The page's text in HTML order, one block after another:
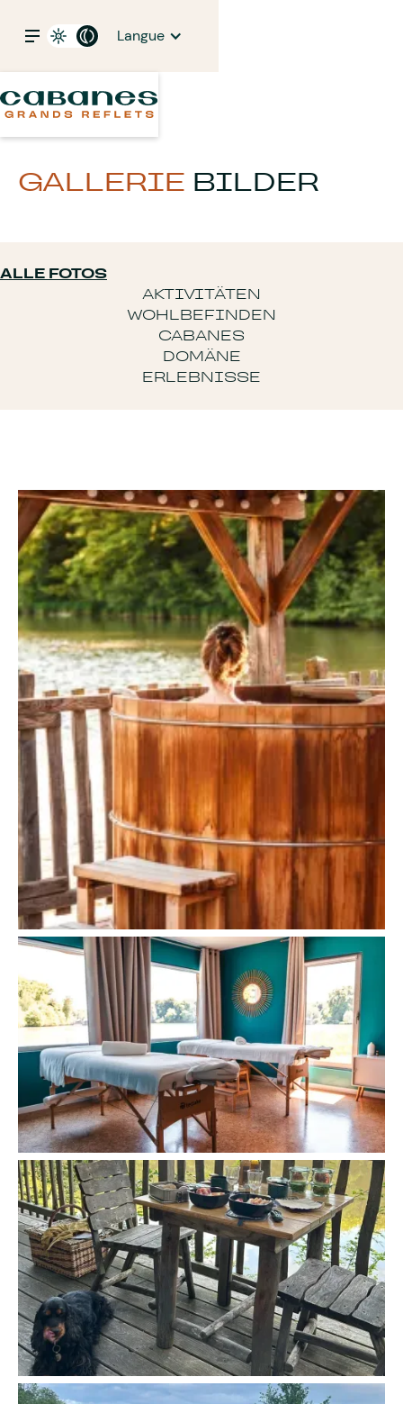
Langue
GALLERIE BILDER
ALLE FOTOS
AKTIVITÄTEN
WOHLBEFINDEN
CABANES
DOMÄNE
ERLEBNISSE